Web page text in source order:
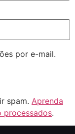
por e-mail.
spam. Aprenda
processados.